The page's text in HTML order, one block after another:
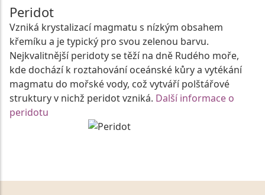
Peridot
Vzniká krystalizací magmatu s nízkým obsahem
křemíku a je typický pro svou zelenou barvu.
Nejkvalitnější peridoty se těží na dně Rudého moře,
kde dochází k roztahování oceánské kůry a vytékání
magmatu do mořské vody, což vytváří polštářové
struktury v nichž peridot vzniká. Další informace o
peridotu